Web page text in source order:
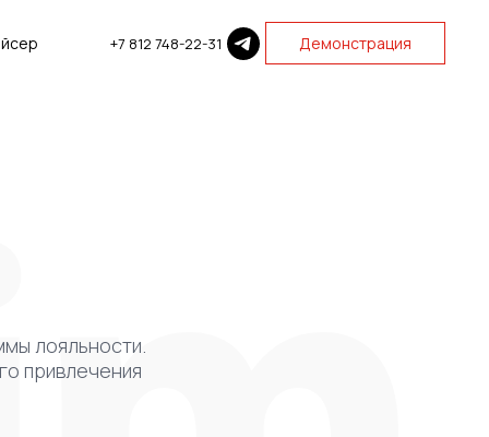
+7 812 748-22-31 Демонстрация
лояльности.
привлечения